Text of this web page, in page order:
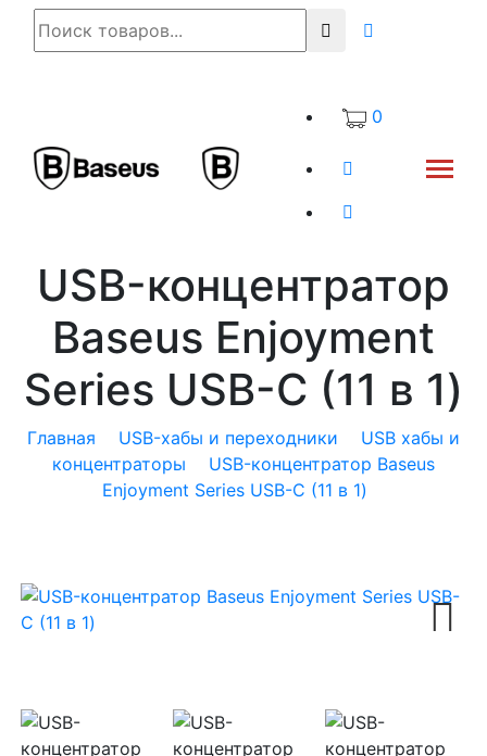
0
USB-концентратор
Baseus Enjoyment
Series USB-C (11 в 1)
Главная USB-хабы и переходники
USB хабы и
концентраторы
USB-концентратор Baseus
Enjoyment Series USB-C (11 в 1)